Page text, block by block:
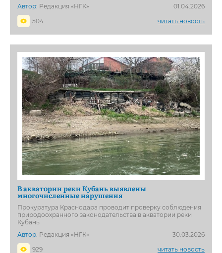
Автор: Редакция «НГК»
01.04.2026
504
читать новость
В акватории реки Кубань выявлены
многочисленные нарушения
Прокуратура Краснодара проводит проверку соблюдения
природоохранного законодательства в акватории реки
Кубань
Автор: Редакция «НГК»
30.03.2026
929
читать новость